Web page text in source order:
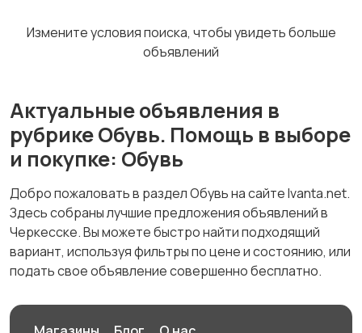
Измените условия поиска, чтобы увидеть больше
объявлений
Актуальные объявления в
рубрике Обувь. Помощь в выборе
и покупке: Обувь
Добро пожаловать в раздел Обувь на сайте Ivanta.net.
Здесь собраны лучшие предложения объявлений в
Черкесске. Вы можете быстро найти подходящий
вариант, используя фильтры по цене и состоянию, или
подать свое объявление совершенно бесплатно.